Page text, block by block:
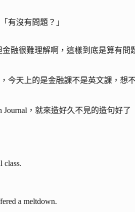
有沒有問題？」
融很難理解啊，這樣到底是算有問
今天上的是金融課不是英文課，想
，就來造好久不見的造句好了
class.
a meltdown.